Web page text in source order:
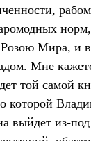
Мира, и
Мне
той самой
которой
выйдет из-